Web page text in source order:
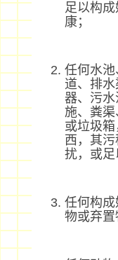
足以构
康；
任何水
道、排
器、污
施、粪
或垃圾
西，其
扰，或足
任何构
物或弃置